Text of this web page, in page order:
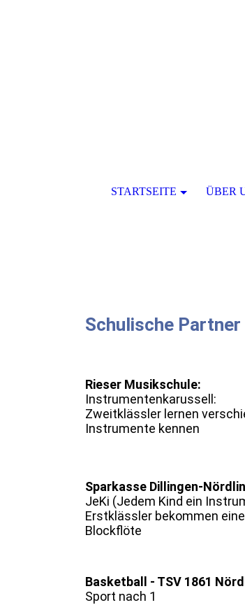
STARTSEITE ÜBER
Schulische Partner
Rieser Musikschule:
Instrumentenkarussell:
Zweitklässler lernen
Instrumente kennen
Sparkasse Dillingen-
JeKi (Jedem Kind ein
Erstklässler bekommen eine
Blockflöte
Basketball - TSV 1861
Sport nach 1